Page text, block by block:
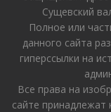
Сущевский
Полное или
данного сайта
гиперссылки на
Все права на
сайте